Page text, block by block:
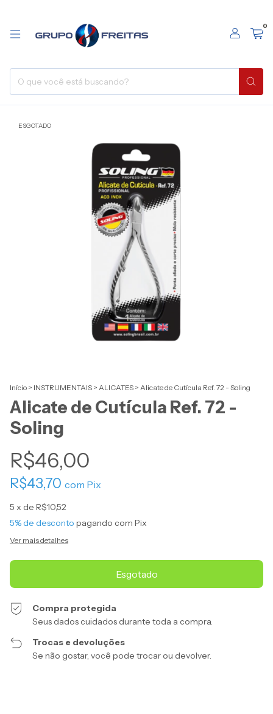
0
ESGOTADO
Início > INSTRUMENTAIS > ALICATES > Alicate de Cutícula Ref. 72 - Soling
Alicate de Cutícula Ref. 72 -
Soling
R$46,00
R$43,70 com Pix
5 x de R$10,52
5% de desconto pagando com Pix
Ver mais detalhes
Compra protegida
Seus dados cuidados durante toda a compra.
Trocas e devoluções
Se não gostar, você pode trocar ou devolver.